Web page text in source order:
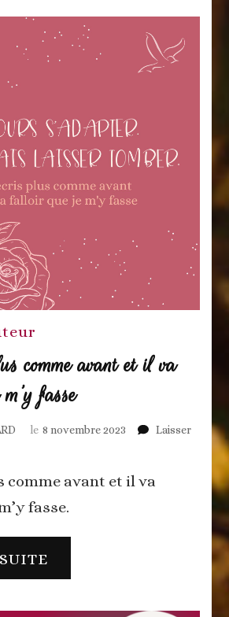
comme avant et il va
fasse
le 8 novembre 2023
Laisser
comme avant et il va
fasse.